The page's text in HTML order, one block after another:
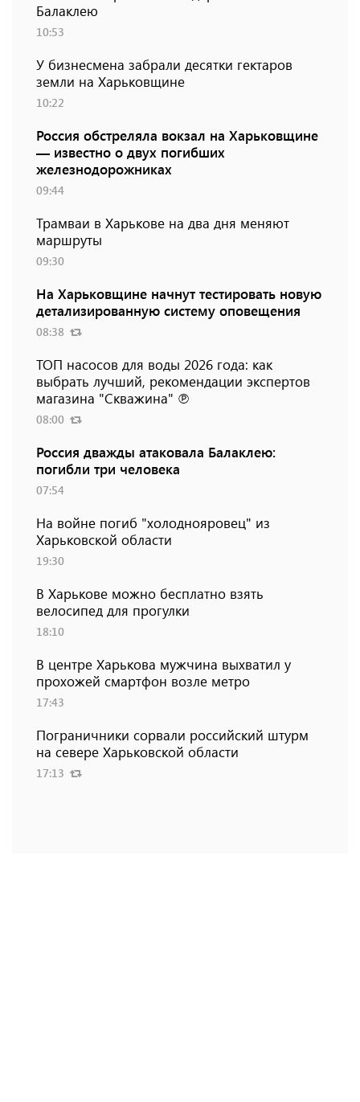
Балаклею
10:53
У бизнесмена забрали десятки гектаров
земли на Харьковщине
10:22
Россия обстреляла вокзал на Харьковщине
— известно о двух погибших
железнодорожниках
09:44
Трамваи в Харькове на два дня меняют
маршруты
09:30
На Харьковщине начнут тестировать новую
детализированную систему оповещения
08:38
ТОП насосов для воды 2026 года: как
выбрать лучший, рекомендации экспертов
магазина "Скважина" ℗
08:00
Россия дважды атаковала Балаклею:
погибли три человека
07:54
На войне погиб "холоднояровец" из
Харьковской области
19:30
В Харькове можно бесплатно взять
велосипед для прогулки
18:10
В центре Харькова мужчина выхватил у
прохожей смартфон возле метро
17:43
Пограничники сорвали российский штурм
на севере Харьковской области
17:13